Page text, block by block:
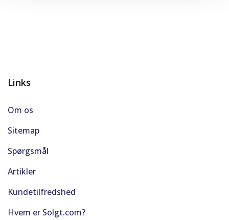
Links
Om os
Sitemap
Spørgsmål
Artikler
Kundetilfredshed
Hvem er Solgt.com?